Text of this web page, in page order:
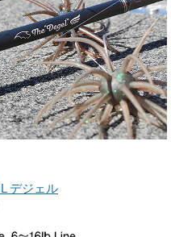
デジェル